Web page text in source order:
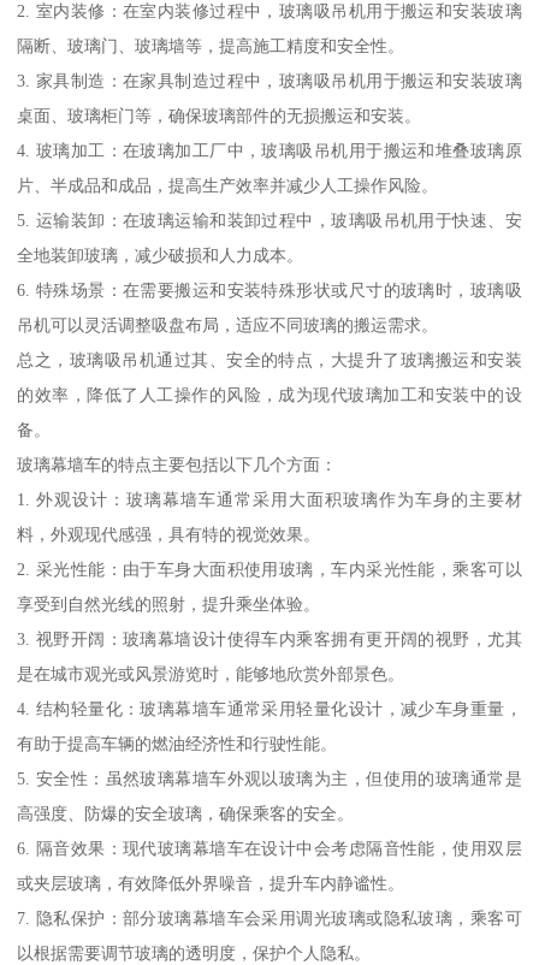
2. 室内装修：在室内装修过程中，玻璃吸吊机用于搬运和安装玻璃
隔断、玻璃门、玻璃墙等，提高施工精度和安全性。
3. 家具制造：在家具制造过程中，玻璃吸吊机用于搬运和安装玻璃
桌面、玻璃柜门等，确保玻璃部件的无损搬运和安装。
4. 玻璃加工：在玻璃加工厂中，玻璃吸吊机用于搬运和堆叠玻璃原
片、半成品和成品，提高生产效率并减少人工操作风险。
5. 运输装卸：在玻璃运输和装卸过程中，玻璃吸吊机用于快速、安
全地装卸玻璃，减少破损和人力成本。
6. 特殊场景：在需要搬运和安装特殊形状或尺寸的玻璃时，玻璃吸
吊机可以灵活调整吸盘布局，适应不同玻璃的搬运需求。
总之，玻璃吸吊机通过其、安全的特点，大提升了玻璃搬运和安装
的效率，降低了人工操作的风险，成为现代玻璃加工和安装中的设
备。
玻璃幕墙车的特点主要包括以下几个方面：
1. 外观设计：玻璃幕墙车通常采用大面积玻璃作为车身的主要材
料，外观现代感强，具有特的视觉效果。
2. 采光性能：由于车身大面积使用玻璃，车内采光性能，乘客可以
享受到自然光线的照射，提升乘坐体验。
3. 视野开阔：玻璃幕墙设计使得车内乘客拥有更开阔的视野，尤其
是在城市观光或风景游览时，能够地欣赏外部景色。
4. 结构轻量化：玻璃幕墙车通常采用轻量化设计，减少车身重量，
有助于提高车辆的燃油经济性和行驶性能。
5. 安全性：虽然玻璃幕墙车外观以玻璃为主，但使用的玻璃通常是
高强度、防爆的安全玻璃，确保乘客的安全。
6. 隔音效果：现代玻璃幕墙车在设计中会考虑隔音性能，使用双层
或夹层玻璃，有效降低外界噪音，提升车内静谧性。
7. 隐私保护：部分玻璃幕墙车会采用调光玻璃或隐私玻璃，乘客可
以根据需要调节玻璃的透明度，保护个人隐私。